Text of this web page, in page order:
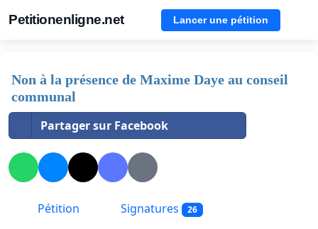
Petitionenligne.net Lancer une pétition
Non à la présence de Maxime Daye au conseil
communal
Partager sur Facebook
Pétition Signatures 26